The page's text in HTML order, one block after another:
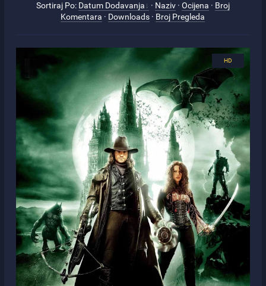
Sortiraj Po: Datum Dodavanja · Naziv· Ocijena · Broj
Komentara · Downloads · Broj Pregleda